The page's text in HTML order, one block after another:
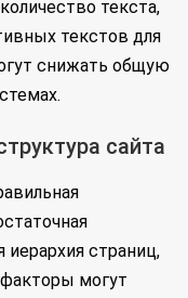
текста,
текстов для
снижать общую
сайта
иерархия страниц,
могут